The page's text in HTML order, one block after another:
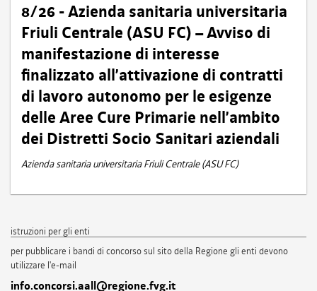
8/26 - Azienda sanitaria universitaria
Friuli Centrale (ASU FC) – Avviso di
manifestazione di interesse
finalizzato all’attivazione di contratti
di lavoro autonomo per le esigenze
delle Aree Cure Primarie nell’ambito
dei Distretti Socio Sanitari aziendali
Azienda sanitaria universitaria Friuli Centrale (ASU FC)
istruzioni per gli enti
per pubblicare i bandi di concorso sul sito della Regione gli enti devono
utilizzare l'e-mail
info.concorsi.aall@regione.fvg.it